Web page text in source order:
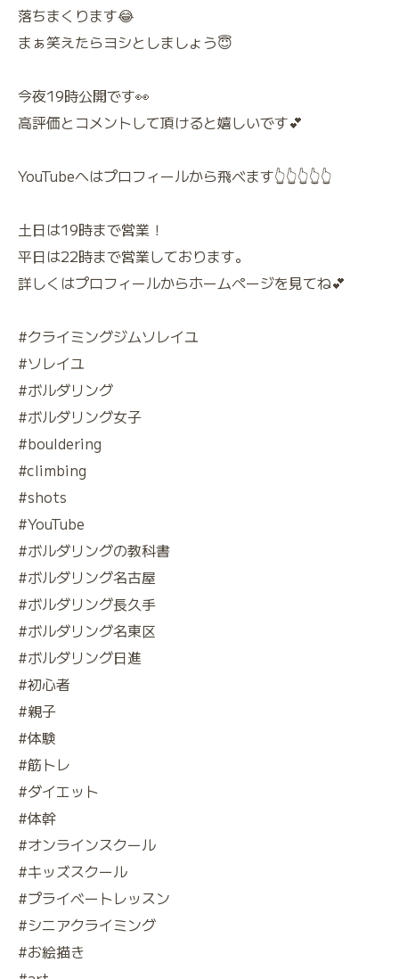
落ちまくります😂
まぁ笑えたらヨシとしましょう😇
今夜19時公開です👀
高評価とコメントして頂けると嬉しいです💕
YouTubeへはプロフィールから飛べます👆👆👆👆👆
土日は19時まで営業！
平日は22時まで営業しております。
詳しくはプロフィールからホームページを見てね💕
#クライミングジムソレイユ
#ソレイユ
#ボルダリング
#ボルダリング女子
#bouldering
#climbing
#shots
#YouTube
#ボルダリングの教科書
#ボルダリング名古屋
#ボルダリング長久手
#ボルダリング名東区
#ボルダリング日進
#初心者
#親子
#体験
#筋トレ
#ダイエット
#体幹
#オンラインスクール
#キッズスクール
#プライベートレッスン
#シニアクライミング
#お絵描き